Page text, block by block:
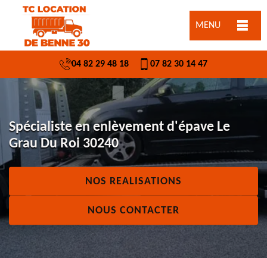
MENU
04 82 29 48 18 07 82 30 14 47
Spécialiste en enlèvement d'épave Le
Grau Du Roi 30240
NOS REALISATIONS
NOUS CONTACTER